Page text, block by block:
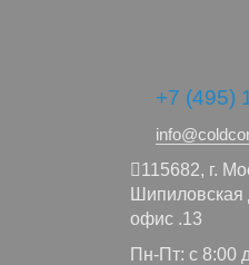
+7 (495)
115682, г.
Шипиловская
офис .13
Пн-Пт: с 8:00